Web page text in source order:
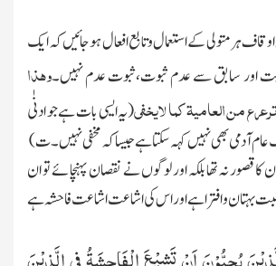
اوقاف ہر متولی کے استعمال وتابع افعال ہوجائیں کہ ایك
اور سابق سے عدم ثبوت،ثبوت عدم نہیں۔وھذا
من العامیۃ کما لایخفی(یہ ایسی بات ہے جو ادنٰی
عام آدمی بھی نہیں کہہ سکتا ہے جیسا کہ مخفی نہیں۔ت)
کا قصور نہ تھا بلکہ اور لوگوں نے نقصان پہنچائے تو ان
بہتان وافترا ہے اور اس کی اشاعت اشاعت فاحشہ ہے